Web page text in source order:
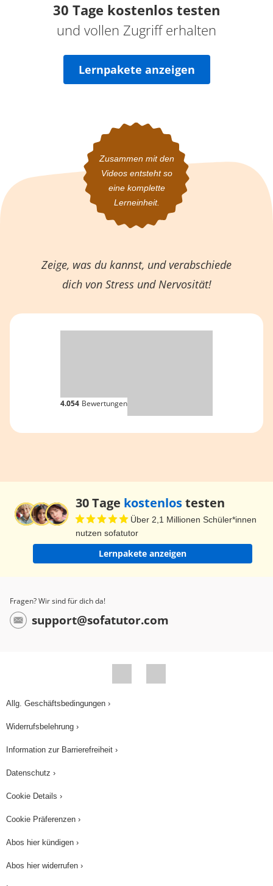
30 Tage kostenlos testen
und vollen Zugriff erhalten
Lernpakete anzeigen
Zusammen mit den
Videosentsteht so
eine komplette
Lerneinheit.
Zeige, was du kannst, und verabschiede
dich von Stress und Nervosität!
4.054 Bewertungen
30 Tage kostenlostesten
Über 2,1 Millionen Schüler*innen
nutzen sofatutor
Lernpakete anzeigen
Fragen? Wir sind für dich da!
support@sofatutor.com
Allg. Geschäftsbedingungen ›
Widerrufsbelehrung ›
Information zur Barrierefreiheit ›
Datenschutz ›
Cookie Details ›
Cookie Präferenzen ›
Abos hier kündigen ›
Abos hier widerrufen ›